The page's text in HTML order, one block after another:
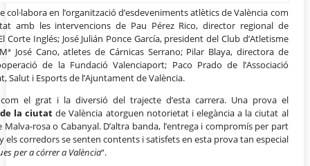
en l’organització d’esdeveniments atlètics de València com
amb les intervencions de Pau Pérez Rico, director regional de
Corte Inglés; José Julián Ponce García, president del Club d’Atletisme
José Cano, atletes de Cárnicas Serrano; Pilar Blaya, directora de
de la Fundació Valenciaport; Paco Prado de l’Associació
i Esports de l’Ajuntament de València.
com el grat i la diversió del trajecte d’esta carrera. Una prova el
la ciutat de València atorguen notorietat i elegància a la ciutat al
rosa o Cabanyal. D’altra banda, l’entrega i compromís per part
els corredors se senten contents i satisfets en esta prova tan especial
per a córrer a València“.